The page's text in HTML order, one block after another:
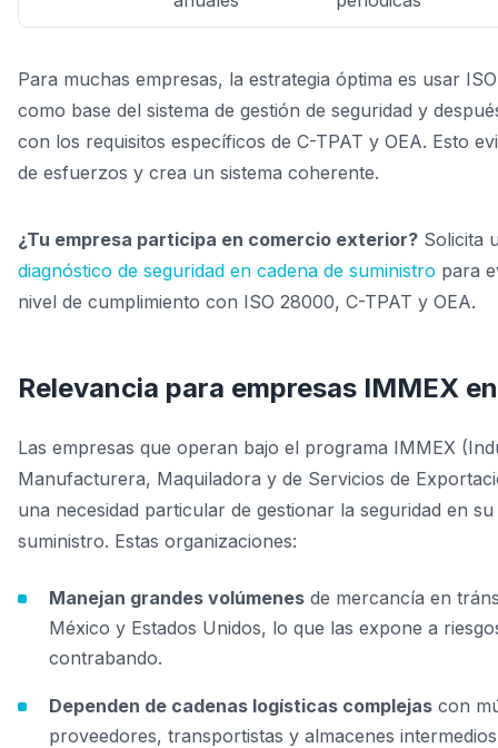
Para muchas empresas, la estrategia óptima es usar
como base del sistema de gestión de seguridad y
con los requisitos específicos de C-TPAT y OEA. Esto
de esfuerzos y crea un sistema coherente.
¿Tu empresa participa en comercio exterior? Solicita
diagnóstico de seguridad en cadena de suministro para
nivel de cumplimiento con ISO 28000, C-TPAT y OEA.
Relevancia para empresas IMMEX
Las empresas que operan bajo el programa IMMEX
Manufacturera, Maquiladora y de Servicios de
una necesidad particular de gestionar la seguridad en
suministro. Estas organizaciones:
Manejan grandes volúmenes de mercancía en
México y Estados Unidos, lo que las expone a
contrabando.
Dependen de cadenas logísticas complejas con
proveedores, transportistas y almacenes